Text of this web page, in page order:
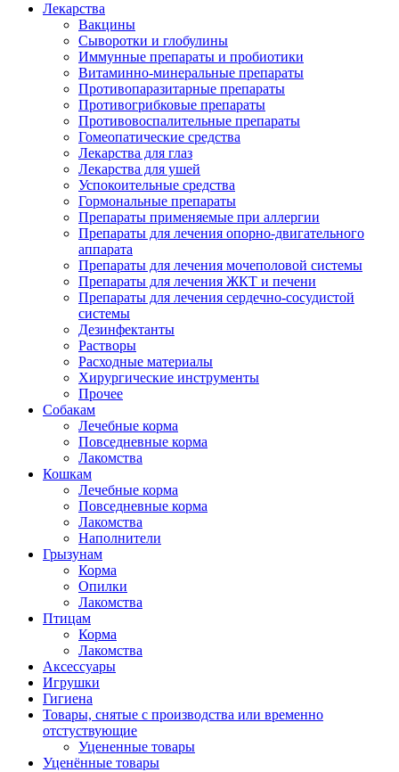
Лекарства
Вакцины
Сыворотки и глобулины
Иммунные препараты и пробиотики
Витаминно-минеральные препараты
Противопаразитарные препараты
Противогрибковые препараты
Противовоспалительные препараты
Гомеопатические средства
Лекарства для глаз
Лекарства для ушей
Успокоительные средства
Гормональные препараты
Препараты применяемые при аллергии
Препараты для лечения опорно-двигательного
аппарата
Препараты для лечения мочеполовой системы
Препараты для лечения ЖКТ и печени
Препараты для лечения сердечно-сосудистой
системы
Дезинфектанты
Растворы
Расходные материалы
Хирургические инструменты
Прочее
Собакам
Лечебные корма
Повседневные корма
Лакомства
Кошкам
Лечебные корма
Повседневные корма
Лакомства
Наполнители
Грызунам
Корма
Опилки
Лакомства
Птицам
Корма
Лакомства
Аксессуары
Игрушки
Гигиена
Товары, снятые с производства или временно
отстуствующие
Уцененные товары
Уценённые товары